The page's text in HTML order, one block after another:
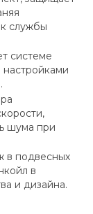
службы
системе
шума при
в подвесных
в
и дизайна.